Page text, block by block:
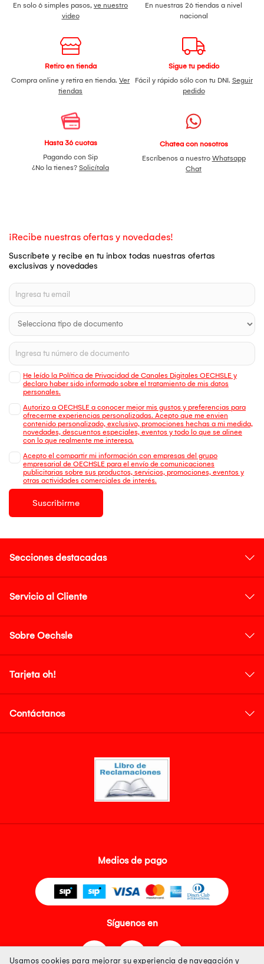
En solo 6 simples pasos, ve nuestro
video
En nuestras 26 tiendas a nivel
nacional
Retiro en tienda
Compra online y retira en tienda. Ver
tiendas
Sigue tu pedido
Fácil y rápido sólo con tu DNI. Seguir
pedido
Hasta 36 cuotas
Pagando con Sip
¿No la tienes? Solicítala
Chatea con nosotros
Escríbenos a nuestro Whatsapp
Chat
¡Recibe nuestras ofertas y novedades!
Suscríbete y recibe en tu inbox todas nuestras ofertas
exclusivas y novedades
He leído la Política de Privacidad de Canales Digitales OECHSLE y
declaro haber sido informado sobre el tratamiento de mis datos
personales.
Autorizo a OECHSLE a conocer mejor mis gustos y preferencias para
ofrecerme experiencias personalizadas. Acepto que me envien
contenido personalizado, exclusivo, promociones hechas a mi medida,
novedades, descuentos especiales, eventos y todo lo que se alinee
con lo que realmente me interesa.
Acepto el compartir mi información con empresas del grupo
empresarial de OECHSLE para el envío de comunicaciones
publicitarias sobre sus productos, servicios, promociones, eventos y
otras actividades comerciales de interés.
Suscribirme
Secciones destacadas
Servicio al Cliente
Sobre Oechsle
Tarjeta oh!
Contáctanos
Medios de pago
Síguenos en
Usamos cookies para mejorar su experiencia de navegación y